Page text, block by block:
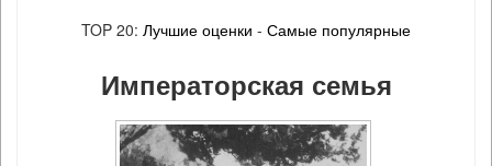
TOP 20: Лучшие оценки - Самые популярные
Императорская семья